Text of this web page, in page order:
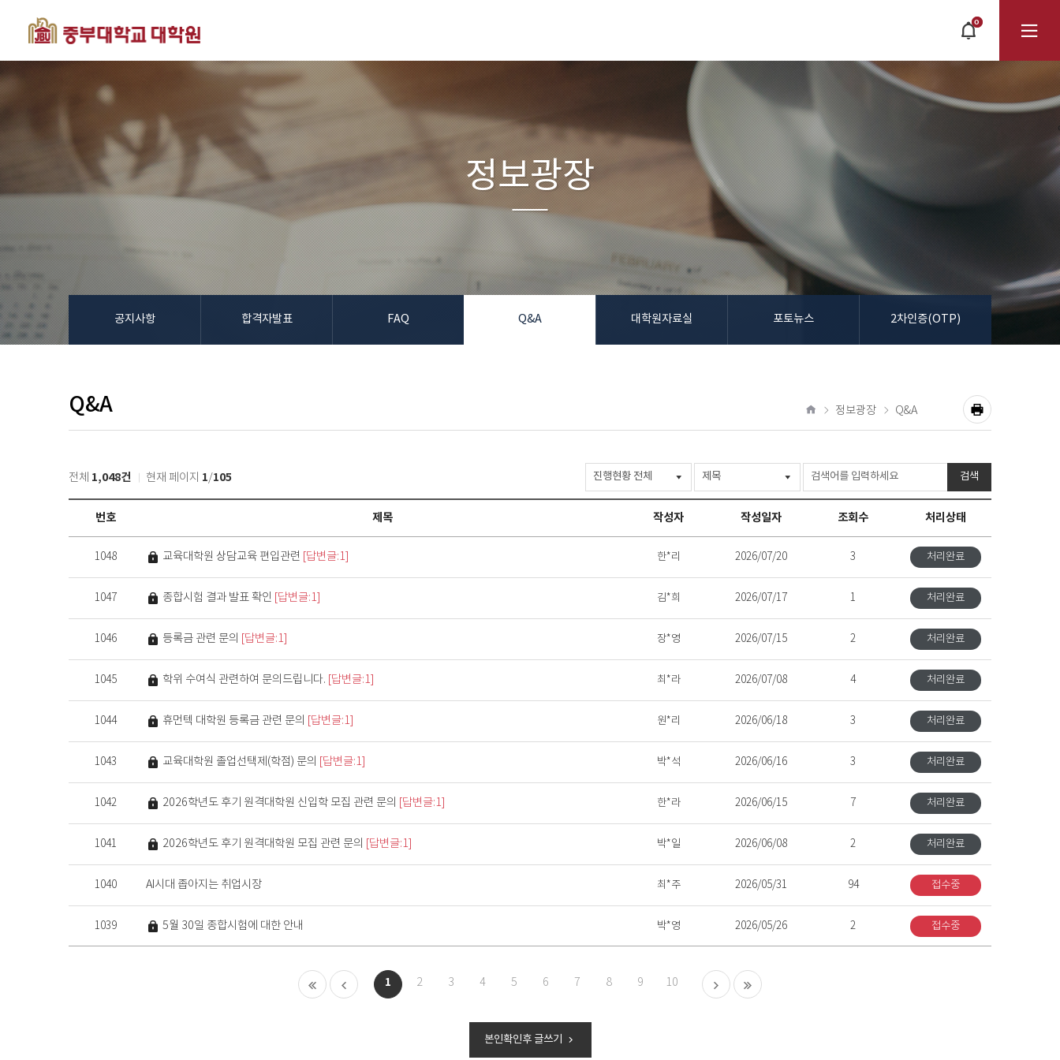
전
체
뉴
POPUPOPEN
0
정보광장
공지사항 합격자발표 FAQ Q&A 대학원자료실 포토뉴스 2차인증(OTP)
Q&A 정보광장 Q&A
공
유
린
트
광
>
검색
전체 1,048건 현재 페이지 1/105
>
번호 제목 작성자 작성일자 조회수 처리상태
1048 비밀글
교육대학원 상담교육 편입관련 [답변글:1] 한*리 2026/07/20 3 처리완료
1047 비밀글
종합시험 결과 발표 확인 [답변글:1] 김*희 2026/07/17 1 처리완료
1046 비밀글
등록금 관련 문의 [답변글:1] 장*영 2026/07/15 2 처리완료
1045 비밀글
학위 수여식 관련하여 문의드립니다. [답변글:1] 최*라 2026/07/08 4 처리완료
1044 비밀글
휴먼텍 대학원 등록금 관련 문의 [답변글:1] 원*리 2026/06/18 3 처리완료
1043 비밀글
교육대학원 졸업선택제(학점) 문의 [답변글:1] 박*석 2026/06/16 3 처리완료
1042 비밀글
2026학년도 후기 원격대학원 신입학 모집 관련 문의 [답변글:1] 한*라 2026/06/15 7 처리완료
1041 비밀글
2026학년도 후기 원격대학원 모집 관련 문의 [답변글:1] 박*일 2026/06/08 2 처리완료
1040 AI시대 좁아지는 취업시장 최*주 2026/05/31 94 접수중
1039 비밀글
5월 30일 종합시험에 대한 안내 박*영 2026/05/26 2 접수중
1 2 3 4 5 6 7 8 9 10
본인확인후 글쓰기